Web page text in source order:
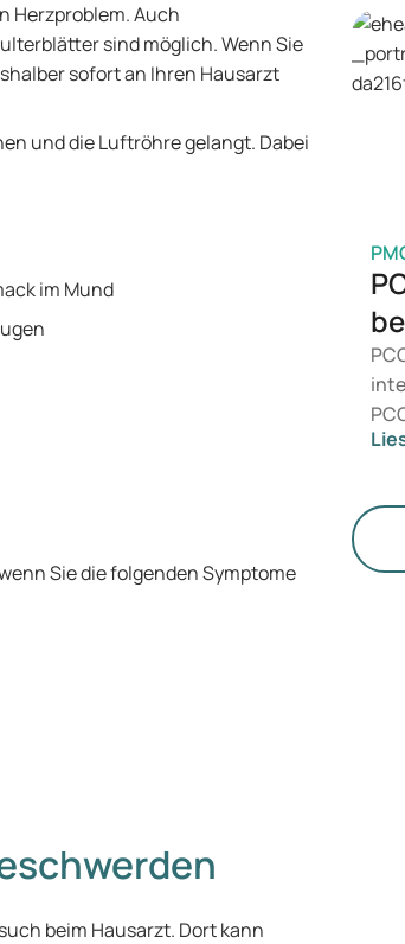
Herzproblem. Auch
sind möglich. Wenn Sie
sofort an Ihren Hausarzt
und die Luftröhre gelangt. Dabei
im Mund
Sie die folgenden Symptome
beim Hausarzt. Dort kann
ist,